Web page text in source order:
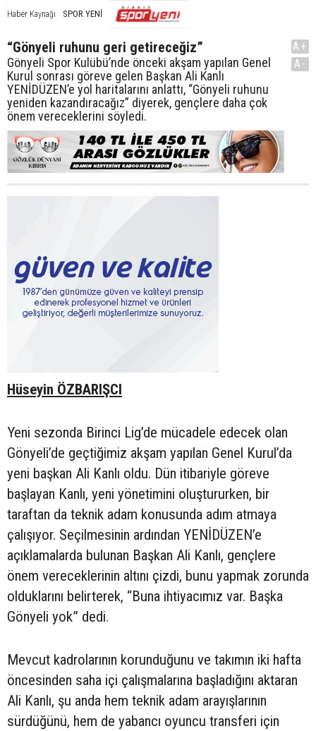
Haber Kaynağı SPOR YENİ
“Gönyeli ruhunu geri getireceğiz”
Gönyeli Spor Kulübü’nde önceki akşam yapılan Genel
Kurul sonrası göreve gelen Başkan Ali Kanlı
YENİDÜZEN’e yol haritalarını anlattı, “Gönyeli ruhunu
yeniden kazandıracağız” diyerek, gençlere daha çok
önem vereceklerini söyledi.
A+
A-
Hüseyin ÖZBARIŞCI
Yeni sezonda Birinci Lig’de mücadele edecek olan
Gönyeli’de geçtiğimiz akşam yapılan Genel Kurul’da
yeni başkan Ali Kanlı oldu. Dün itibariyle göreve
başlayan Kanlı, yeni yönetimini oluştururken, bir
taraftan da teknik adam konusunda adım atmaya
çalışıyor. Seçilmesinin ardından YENİDÜZEN’e
açıklamalarda bulunan Başkan Ali Kanlı, gençlere
önem vereceklerinin altını çizdi, bunu yapmak zorunda
olduklarını belirterek, “Buna ihtiyacımız var. Başka
Gönyeli yok” dedi.
Mevcut kadrolarının korunduğunu ve takımın iki hafta
öncesinden saha içi çalışmalarına başladığını aktaran
Ali Kanlı, şu anda hem teknik adam arayışlarının
sürdüğünü, hem de yabancı oyuncu transferi için